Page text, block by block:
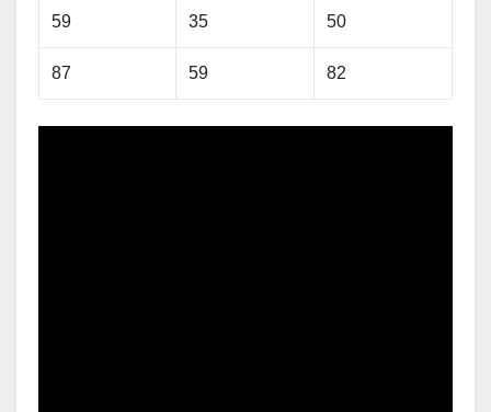
59 35 50
87 59 82